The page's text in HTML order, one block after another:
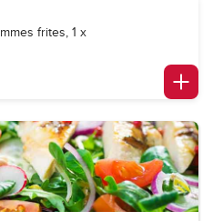
frites, 1 x